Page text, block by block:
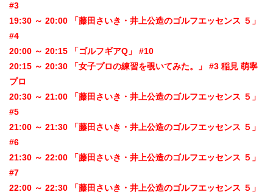
#3
19:30 ～ 20:00 「藤田さいき・井上公造のゴルフエッセンス ５」
#4
20:00 ～ 20:15 「ゴルフギアQ」 #10
20:15 ～ 20:30 「女子プロの練習を覗いてみた。」 #3 稲見 萌寧
プロ
20:30 ～ 21:00 「藤田さいき・井上公造のゴルフエッセンス ５」
#5
21:00 ～ 21:30 「藤田さいき・井上公造のゴルフエッセンス ５」
#6
21:30 ～ 22:00 「藤田さいき・井上公造のゴルフエッセンス ５」
#7
22:00 ～ 22:30 「藤田さいき・井上公造のゴルフエッセンス ５」